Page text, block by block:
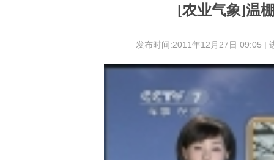
[农业气象]温
发布时间:2011年12月27日 09:05 |